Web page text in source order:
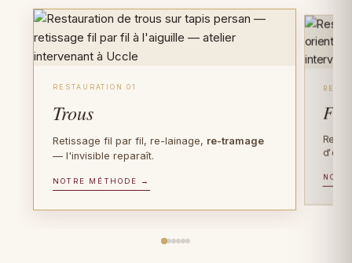
RESTAURATION 01
Trous
Retissage fil par fil, re-lainage, re-tramage
— l'invisible reparaît.
NOTRE MÉTHODE →
PIÈCES D'EXCEPTION
Tapis anciens
FIBRE PRÉCIEUSE
Tapis en soie